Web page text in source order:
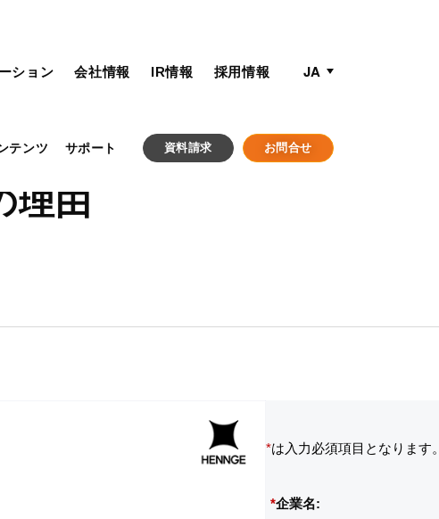
ション 会社情報 IR情報 採用情報 active language
JAlanguage menu
テンツ サポート 資料請求 お問合せ
理由
*は入力必須項目となります。
*企業名: